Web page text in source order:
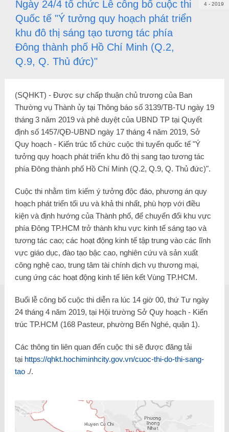
Ngày 24/4 tổ chức Lễ công bố cuộc thi
Quốc tế "Ý tưởng quy hoạch phát triển
khu đô thị sáng tạo tương tác phía
Đông thành phố Hồ Chí Minh (Q.2,
Q.9, Q. Thủ đức)"
4 - 2019
(SQHKT) - Được sự chấp thuận chủ trương của Ban
Thường vụ Thành ủy tại Thông báo số 3139/TB-TU ngày 19
tháng 3 năm 2019 và phê duyệt của UBND TP tại Quyết
định số 1457/QĐ-UBND ngày 17 tháng 4 năm 2019, Sở
Quy hoạch - Kiến trúc tổ chức cuộc thi tuyển quốc tế "Ý
tưởng quy hoạch phát triển khu đô thị sang tạo tương tác
phía Đông thành phố Hồ Chí Minh (Q.2, Q.9, Q. Thủ đức)".
Cuộc thi nhằm tìm kiếm ý tưởng độc đáo, phương án quy
hoạch phát triển tối ưu và khả thi nhất, phù hợp với điều
kiện và định hướng của Thành phố, để chuyển đổi khu vực
phía Đông TP.HCM trở thành khu vực kinh tế sáng tạo và
tương tác cao; các hoạt động kinh tế tập trung vào các lĩnh
vực giáo dục, đào tạo bậc cao, nghiên cứu và sản xuất
công nghệ cao, trung tâm tài chính dịch vụ thương mại,
cung ứng các hoạt động kinh tế liên kết Vùng TP.HCM.
Buổi lễ công bố cuộc thi diễn ra lúc 14 giờ 00, thứ Tư ngày
24 tháng 4 năm 2019, tại Hội trường Sở Quy hoạch - Kiến
trúc TP.HCM (168 Pasteur, phường Bến Nghé, quận 1).
Các thông tin liên quan đến cuộc thi sẽ được đăng tải
tại https://qhkt.hochiminhcity.gov.vn/cuoc-thi-do-thi-sang-
tao ./.